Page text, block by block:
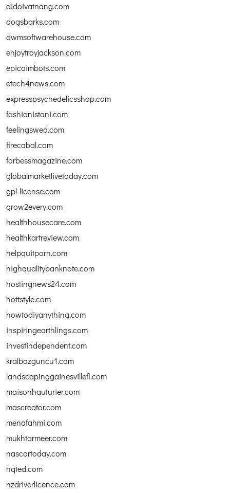
didoivatnang.com
dogsbarks.com
dwmsoftwarehouse.com
enjoytroyjackson.com
epicaimbots.com
etech4news.com
expresspsychedelicsshop.com
fashionistani.com
feelingswed.com
firecabal.com
forbessmagazine.com
globalmarketlivetoday.com
gpl-license.com
grow2every.com
healthhousecare.com
healthkartreview.com
helpquitporn.com
highqualitybanknote.com
hostingnews24.com
hottstyle.com
howtodiyanything.com
inspiringearthlings.com
investindependent.com
kralbozguncu1.com
landscapinggainesvillefl.com
maisonhauturier.com
mascreator.com
menafahmi.com
mukhtarmeer.com
nascartoday.com
nqted.com
nzdriverlicence.com